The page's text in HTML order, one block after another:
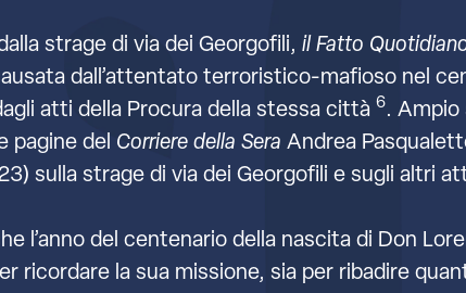
strage di via dei Georgofili, il Fatto
dall’attentato terroristico-mafioso nel
atti della Procura della stessa città 6. Ampio
pagine del Corriere della Sera Andrea
sulla strage di via dei Georgofili e sugli altri
l’anno del centenario della nascita di Don
ricordare la sua missione, sia per ribadire